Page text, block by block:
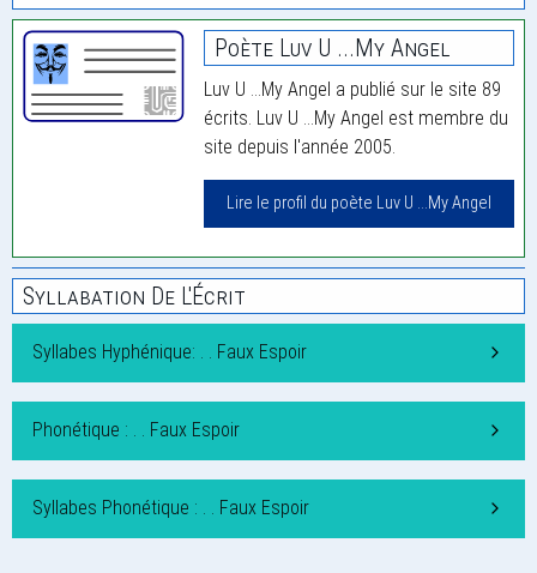
Poète Luv U ...My Angel
Luv U ...My Angel a publié sur le site 89
écrits. Luv U ...My Angel est membre du
site depuis l'année 2005.
Lire le profil du poète Luv U ...My Angel
Syllabation De L'Écrit
Syllabes Hyphénique: . . Faux Espoir
Phonétique : . . Faux Espoir
Syllabes Phonétique : . . Faux Espoir